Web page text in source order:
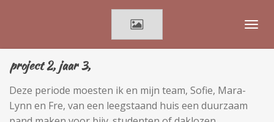
hoofdinhoud
project 2, jaar 3,
Deze periode moesten ik en mijn team, Sofie, Mara-
Lynn en Fre, van een leegstaand huis een duurzaam